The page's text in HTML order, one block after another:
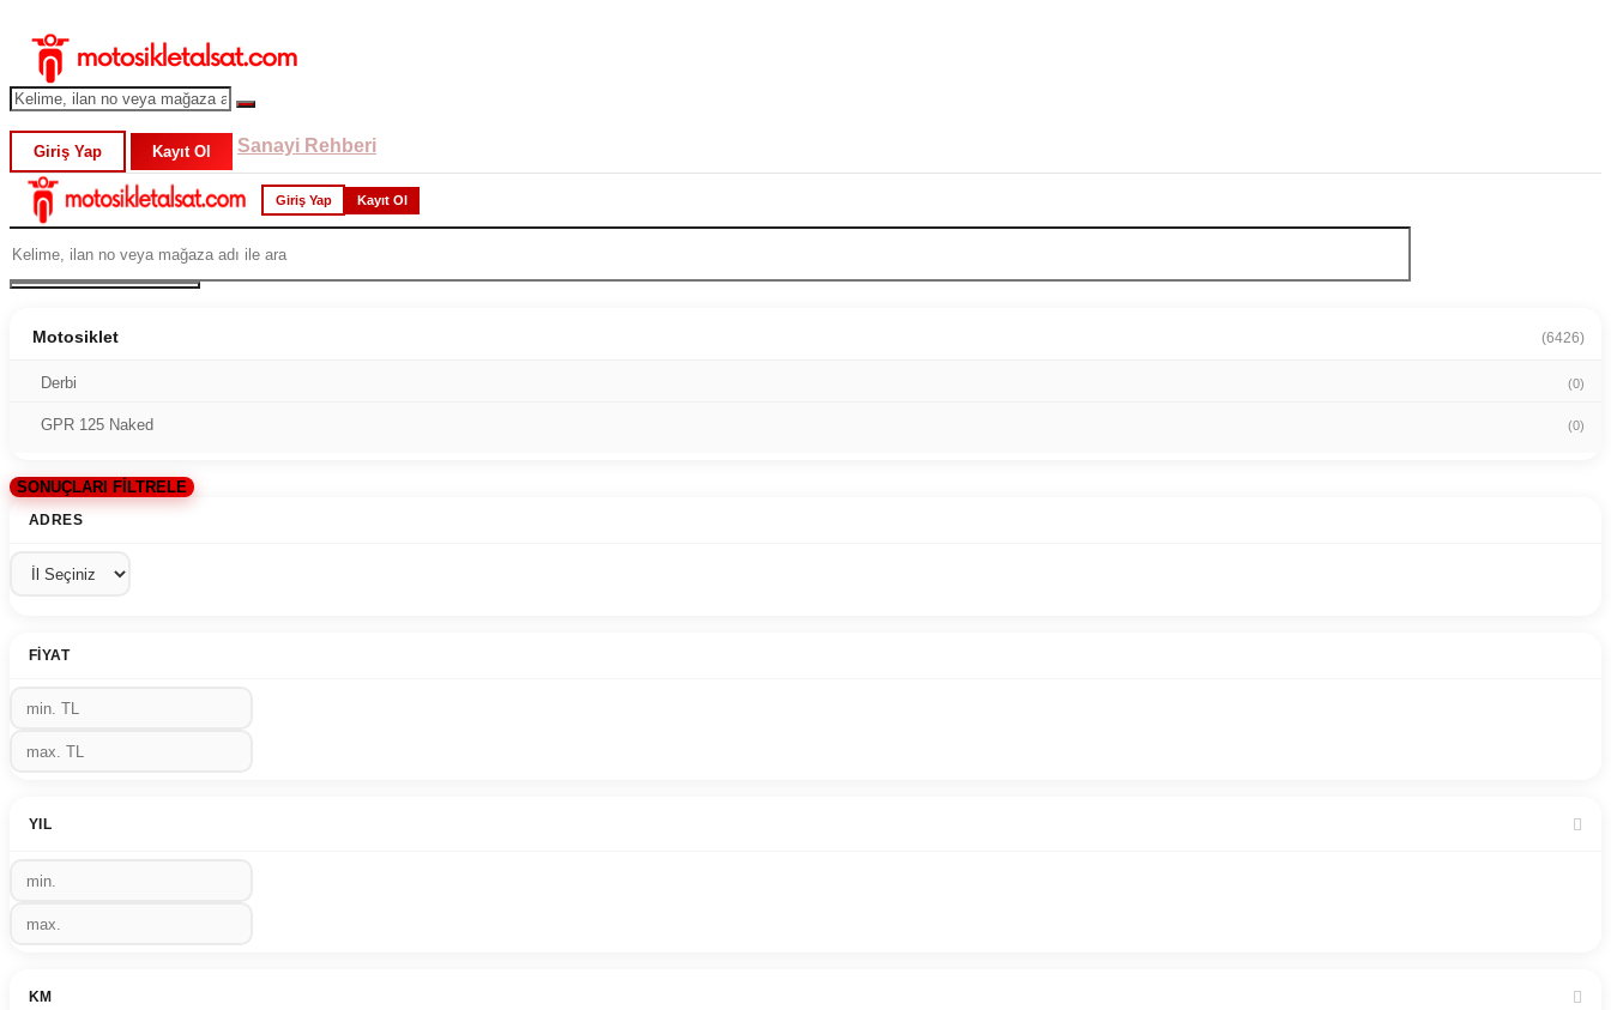
Giriş Yap Kayıt Ol Sanayi Rehberi
Giriş Yap Kayıt Ol
Motosiklet (6426)
Derbi (0)
GPR 125 Naked (0)
SONUÇLARI FİLTRELE
ADRES
FIYAT
YIL
KM